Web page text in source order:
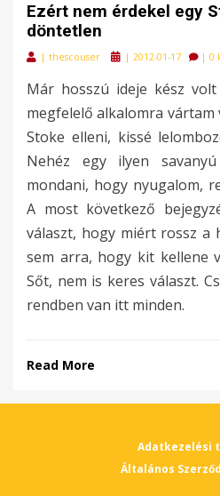
Ezért nem érdekel egy
döntetlen
| thescouser
Posted
| 2012-01-17 | 0
Már hosszú ideje kész
megfelelő alkalomra vártam
Stoke elleni, kissé
Nehéz egy ilyen
mondani, hogy nyugalom,
A most következő
választ, hogy miért rossz a
sem arra, hogy kit kellene
Sőt, nem is keres választ.
rendben van itt minden.
Read More
Adatkezelési
Általános